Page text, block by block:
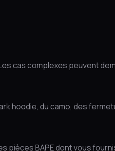
cas complexes peuvent
hoodie, du camo, des
BAPE dont vous